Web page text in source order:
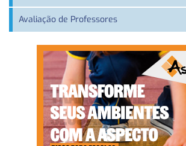
Avaliação de Professores